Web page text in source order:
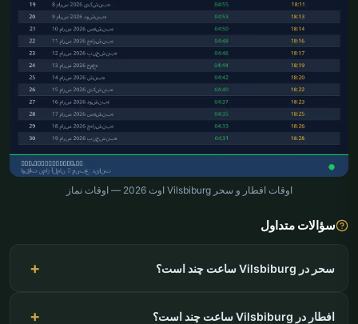
اوقات افطار و سحر Vilsbiburg اوت 2026 — اوقات نماز
سؤالات متداول
سحر در Vilsbiburg ساعت چند است؟
افطار در Vilsbiburg ساعت چند است؟